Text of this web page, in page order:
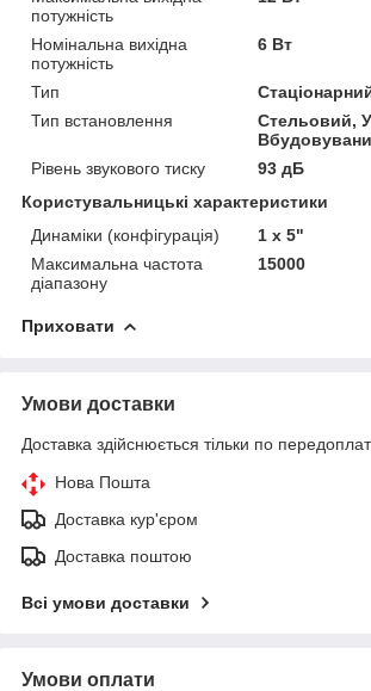
потужність
Номінальна вихідна
потужність
6 Вт
Тип
Тип встановлення
Стельовий,
Рівень звукового тиску
93 дБ
Користувальницькі характеристики
Динаміки (конфігурація)
1 x 5"
Максимальна частота
діапазону
15000
Приховати
Умови доставки
Доставка здійснюється тільки по
Нова Пошта
Доставка кур'єром
Доставка поштою
Всі умови доставки
Умови оплати